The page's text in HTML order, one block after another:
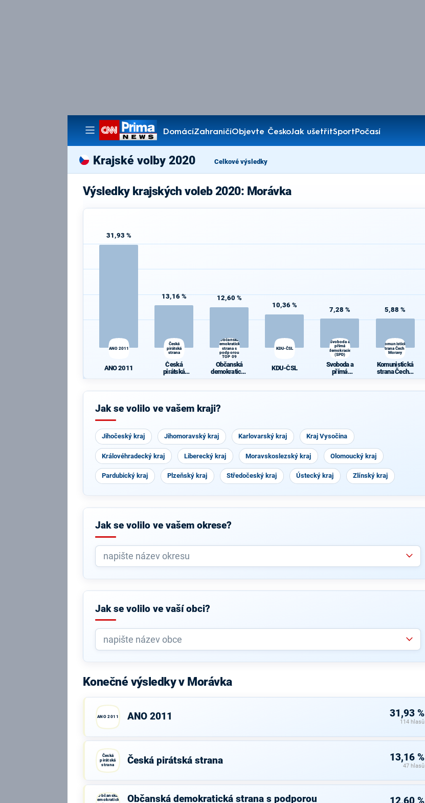
DomácíZahraničíObjevte ČeskoJak ušetřitSportPočasí
Pořady
Krajské volby 2020 Celkové výsledky
Výsledky krajských voleb 2020: Morávka
31,93 %
ANO 2011
ANO 2011
13,16 %
Česká
pirátská
strana
Česká
pirátská
12,60 %
Občanská
demokratická
strana s
podporou
TOP 09
Občanská
demokratická
09
10,36 %
KDU-ČSL
KDU-ČSL
7,28 %
Svoboda a
přímá
demokracie
(SPD)
Svoboda a
přímá
5,88 %
Komunistická
strana Čech a
Moravy
Komunistická
strana Čech a
Moravy
Jak se volilo ve vašem kraji?
Jihočeský kraj Jihomoravský kraj Karlovarský kraj Kraj Vysočina
Královéhradecký kraj Liberecký kraj Moravskoslezský kraj Olomoucký kraj
Pardubický kraj Plzeňský kraj Středočeský kraj Ústecký kraj Zlínský kraj
Jak se volilo ve vašem okrese?
Jak se volilo ve vaší obci?
Konečné výsledky v Morávka
ANO 2011 ANO 2011 31,93 %
114 hlasů
Česká
pirátská
strana
Česká pirátská strana 13,16 %
47 hlasů
Občanská
demokratická
Občanská demokratická strana s podporou